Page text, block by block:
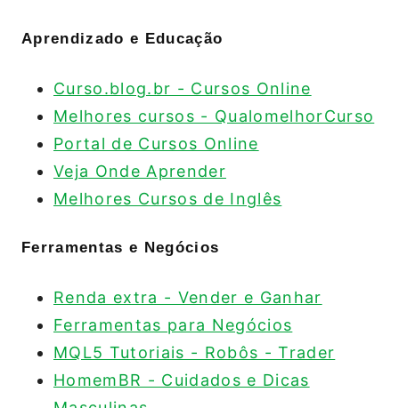
Aprendizado e Educação
Curso.blog.br - Cursos Online
Melhores cursos - QualomelhorCurso
Portal de Cursos Online
Veja Onde Aprender
Melhores Cursos de Inglês
Ferramentas e Negócios
Renda extra - Vender e Ganhar
Ferramentas para Negócios
MQL5 Tutoriais - Robôs - Trader
HomemBR - Cuidados e Dicas